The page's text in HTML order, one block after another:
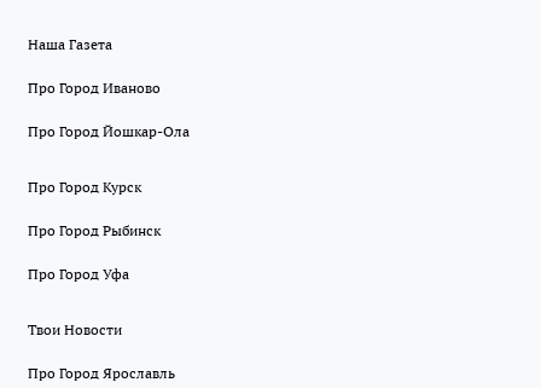
Наша Газета
Про Город Иваново
Про Город Йошкар-Ола
Про Город Курск
Про Город Рыбинск
Про Город Уфа
Твои Новости
Про Город Ярославль